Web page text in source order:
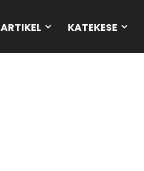
ARTIKEL KATEKESE